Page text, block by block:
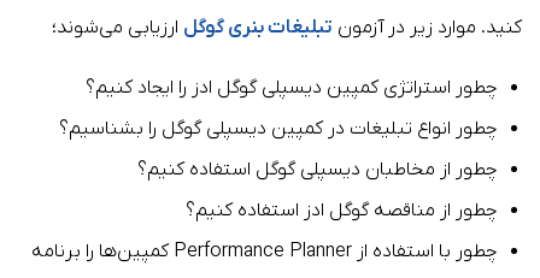
کنید. موارد زیر در آزمون تبلیغات بنری گوگل ارزیابی می‌شوند؛
چطور استراتژی کمپین دیسپلی گوگل ادز را ایجاد کنیم؟
چطور انواع تبلیغات در کمپین دیسپلی گوگل را بشناسیم؟
چطور از مخاطبان دیسپلی گوگل استفاده کنیم؟
چطور از مناقصه گوگل ادز استفاده کنیم؟
چطور با استفاده از Performance Planner کمپین‌ها را برنامه